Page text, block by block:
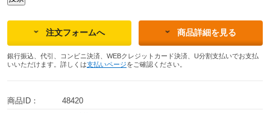
注文フォームへ 商品詳細を見る
銀行振込、代引、コンビニ決済、WEBクレジットカード決済、U分割支払いでお支払
いいただけます。詳しくは支払いページをご確認ください。
商品ID：
48420